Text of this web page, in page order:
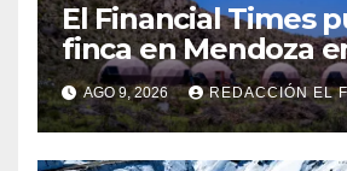
El Financial Times
finca en Mendoza
CEOs y millonarios
empresas
planean enfrentar
AGO 9, 2026 REDACCIÓN EL